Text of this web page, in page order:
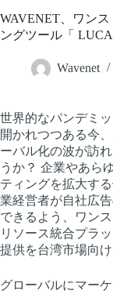
WAVENET、ワン
ングツール「
Wavenet
世界的なパンデミ
開かれつつある今
ーバル化の波が訪
うか？ 企業やあら
ティングを拡大す
業経営者が自社広
できるよう、ワン
リソース統合プラ
提供を台湾市場向け
グローバルにマー